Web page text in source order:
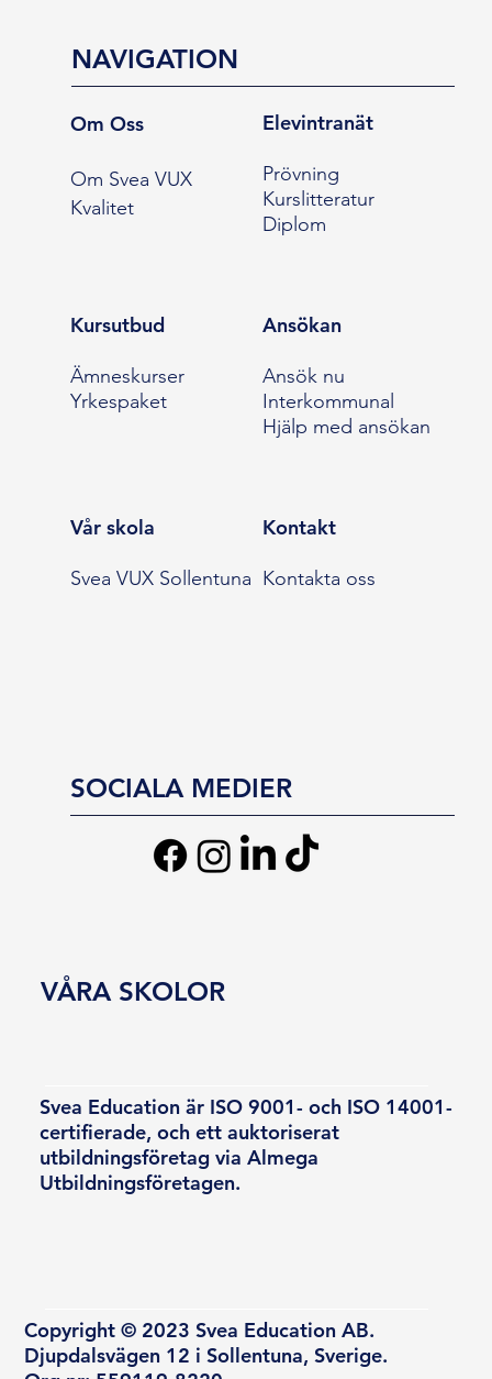
NAVIGATION
Om Oss
Om Svea VUX
Kvalitet
Elevintranät
Prövning
Kurslitteratur
Diplom
Kursutbud
Ämneskurser
Yrkespaket
Ansökan
Ansök nu
Interkommunal
Hjälp med ansökan
Vår skola
Svea VUX Sollentuna
Kontakt
Kontakta oss
SOCIALA MEDIER
Svea Education är ISO 9001- och ISO 14001-
certifierade, och ett auktoriserat
utbildningsföretag via Almega
Utbildningsföretagen.
Copyright © 2023 Svea Education AB.
Djupdalsvägen 12 i Sollentuna, Sverige.
VÅRA SKOLOR